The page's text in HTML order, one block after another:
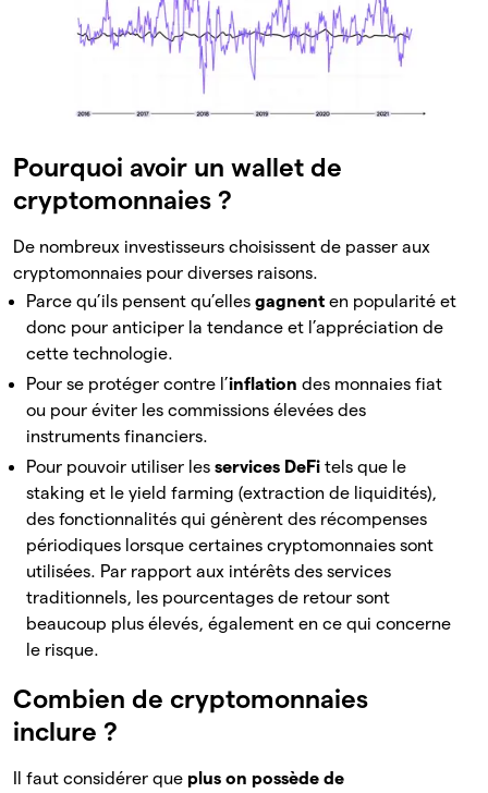
Pourquoi avoir un wallet de
cryptomonnaies ?
De nombreux investisseurs choisissent de passer aux
cryptomonnaies pour diverses raisons.
Parce qu’ils pensent qu’elles gagnent en popularité et
donc pour anticiper la tendance et l’appréciation de
cette technologie.
Pour se protéger contre l’inflation des monnaies fiat
ou pour éviter les commissions élevées des
instruments financiers.
Pour pouvoir utiliser les services DeFi tels que le
staking et le yield farming (extraction de liquidités),
des fonctionnalités qui génèrent des récompenses
périodiques lorsque certaines cryptomonnaies sont
utilisées. Par rapport aux intérêts des services
traditionnels, les pourcentages de retour sont
beaucoup plus élevés, également en ce qui concerne
le risque.
Combien de cryptomonnaies
inclure ?
Il faut considérer que plus on possède de